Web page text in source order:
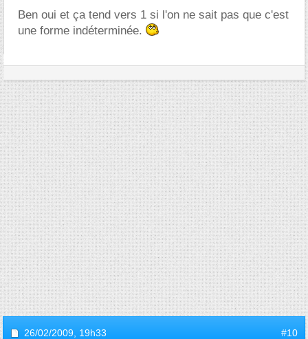
Ben oui et ça tend vers 1 si l'on ne sait pas que c'est
une forme indéterminée.
26/02/2009, 19h33 #10